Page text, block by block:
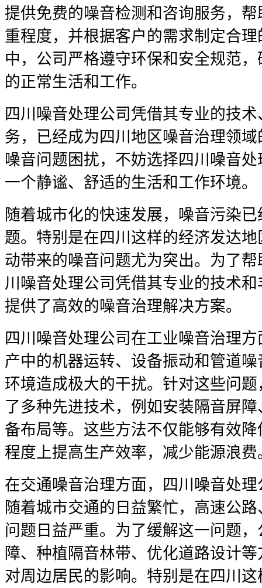
提供免费的噪音检测和咨询服务，
重程度，并根据客户的需求制定合
中，公司严格遵守环保和安全规范
的正常生活和工作。
四川噪音处理公司凭借其专业的技
务，已经成为四川地区噪音治理领
噪音问题困扰，不妨选择四川噪音
一个静谧、舒适的生活和工作环境。
随着城市化的快速发展，噪音污染
题。特别是在四川这样的经济发达
动带来的噪音问题尤为突出。为了
川噪音处理公司凭借其专业的技术
提供了高效的噪音治理解决方案。
四川噪音处理公司在工业噪音治理
产中的机器运转、设备振动和管道
环境造成极大的干扰。针对这些问
了多种先进技术，例如安装隔音屏
备布局等。这些方法不仅能够有效
程度上提高生产效率，减少能源浪费
在交通噪音治理方面，四川噪音处
随着城市交通的日益繁忙，高速公
问题日益严重。为了缓解这一问题
障、种植隔音林带、优化道路设计
对周边居民的影响。特别是在四川